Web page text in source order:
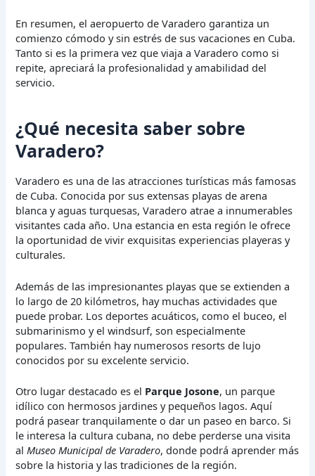
En resumen, el aeropuerto de Varadero garantiza un
comienzo cómodo y sin estrés de sus vacaciones en Cuba.
Tanto si es la primera vez que viaja a Varadero como si
repite, apreciará la profesionalidad y amabilidad del
servicio.
¿Qué necesita saber sobre
Varadero?
Varadero es una de las atracciones turísticas más famosas
de Cuba. Conocida por sus extensas playas de arena
blanca y aguas turquesas, Varadero atrae a innumerables
visitantes cada año. Una estancia en esta región le ofrece
la oportunidad de vivir exquisitas experiencias playeras y
culturales.
Además de las impresionantes playas que se extienden a
lo largo de 20 kilómetros, hay muchas actividades que
puede probar. Los deportes acuáticos, como el buceo, el
submarinismo y el windsurf, son especialmente
populares. También hay numerosos resorts de lujo
conocidos por su excelente servicio.
Otro lugar destacado es el Parque Josone, un parque
idílico con hermosos jardines y pequeños lagos. Aquí
podrá pasear tranquilamente o dar un paseo en barco. Si
le interesa la cultura cubana, no debe perderse una visita
alMuseo Municipal de Varadero, donde podrá aprender más
sobre la historia y las tradiciones de la región.